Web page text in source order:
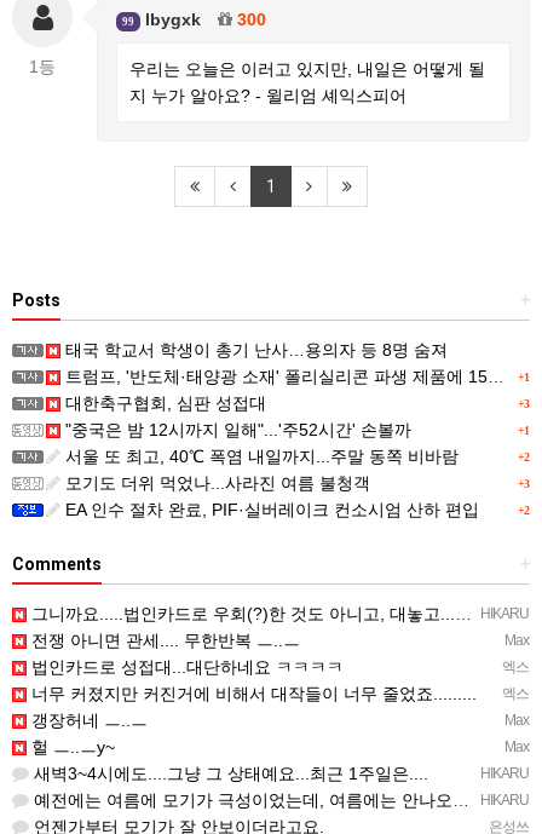
1등
99 lbygxk 300
우리는 오늘은 이러고 있지만, 내일은 어떻게 될
지 누가 알아요? - 윌리엄 셰익스피어
1
+
Posts
태국 학교서 학생이 총기 난사…용의자 등 8명 숨져
+1
트럼프, '반도체·태양광 소재' 폴리실리콘 파생 제품에 15% 관세...한국 기업도 영향
+3
대한축구협회, 심판 성접대
+1
"중국은 밤 12시까지 일해"...'주52시간' 손볼까
+2
서울 또 최고, 40℃ 폭염 내일까지...주말 동쪽 비바람
+3
모기도 더위 먹었나...사라진 여름 불청객
+2
EA 인수 절차 완료, PIF·실버레이크 컨소시엄 산하 편입
+
Comments
HIKARU
그니까요.....법인카드로 우회(?)한 것도 아니고, 대놓고...ㅋ ㅋ)
Max
전쟁 아니면 관세.... 무한반복 ㅡ..ㅡ
엑스
법인카드로 성접대...대단하네요 ㅋㅋㅋㅋ
엑스
너무 커졌지만 커진거에 비해서 대작들이 너무 줄었죠.........
Max
갱장허네 ㅡ..ㅡ
Max
헐 ㅡ..ㅡy~
HIKARU
새벽3~4시에도....그냥 그 상태예요...최근 1주일은....
HIKARU
예전에는 여름에 모기가 극성이었는데, 여름에는 안나오는 것 같은.....ㅎ ㅎ)
은성쓰
언젠가부터 모기가 잘 안보이더라고요.